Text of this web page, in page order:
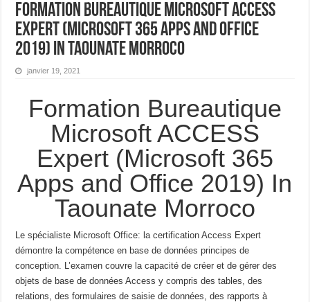
Formation Bureautique Microsoft ACCESS
Expert (Microsoft 365 Apps and Office
2019) In Taounate Morroco
janvier 19, 2021
Formation Bureautique
Microsoft ACCESS
Expert (Microsoft 365
Apps and Office 2019) In
Taounate Morroco
Le spécialiste Microsoft Office: la certification Access Expert
démontre la compétence en base de données principes de
conception.
L’examen couvre la capacité de créer et de gérer des
objets de base de données Access y compris des tables, des
relations, des formulaires de saisie de données, des rapports à